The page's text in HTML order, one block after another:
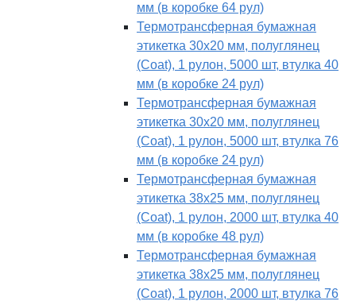
мм (в коробке 64 рул)
Термотрансферная бумажная
этикетка 30х20 мм, полуглянец
(Coat), 1 рулон, 5000 шт, втулка 40
мм (в коробке 24 рул)
Термотрансферная бумажная
этикетка 30х20 мм, полуглянец
(Coat), 1 рулон, 5000 шт, втулка 76
мм (в коробке 24 рул)
Термотрансферная бумажная
этикетка 38х25 мм, полуглянец
(Coat), 1 рулон, 2000 шт, втулка 40
мм (в коробке 48 рул)
Термотрансферная бумажная
этикетка 38х25 мм, полуглянец
(Coat), 1 рулон, 2000 шт, втулка 76